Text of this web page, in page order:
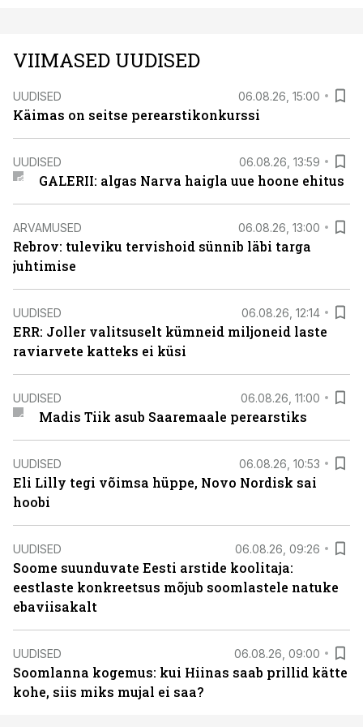
VIIMASED UUDISED
UUDISED 06.08.26, 15:00
Käimas on seitse perearstikonkurssi
UUDISED 06.08.26, 13:59
GALERII: algas Narva haigla uue hoone ehitus
ARVAMUSED 06.08.26, 13:00
Rebrov: tuleviku tervishoid sünnib läbi targa
juhtimise
UUDISED 06.08.26, 12:14
ERR: Joller valitsuselt kümneid miljoneid laste
raviarvete katteks ei küsi
UUDISED 06.08.26, 11:00
Madis Tiik asub Saaremaale perearstiks
UUDISED 06.08.26, 10:53
Eli Lilly tegi võimsa hüppe, Novo Nordisk sai
hoobi
UUDISED 06.08.26, 09:26
Soome suunduvate Eesti arstide koolitaja:
eestlaste konkreetsus mõjub soomlastele natuke
ebaviisakalt
UUDISED 06.08.26, 09:00
Soomlanna kogemus: kui Hiinas saab prillid kätte
kohe, siis miks mujal ei saa?